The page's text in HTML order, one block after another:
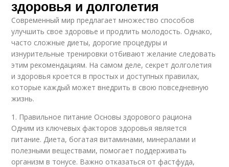
здоровья и долголетия
Современный мир предлагает множество способов
улучшить свое здоровье и продлить молодость. Однако,
часто сложные диеты, дорогие процедуры и
изнурительные тренировки отбивают желание следовать
этим рекомендациям. На самом деле, секрет долголетия
и здоровья кроется в простых и доступных правилах,
которые каждый может внедрить в свою повседневную
жизнь.
1. Правильное питание Основы здорового рациона
Одним из ключевых факторов здоровья является
питание. Диета, богатая витаминами, минералами и
полезными веществами, помогает поддерживать
организм в тонусе. Важно отказаться от фастфуда,